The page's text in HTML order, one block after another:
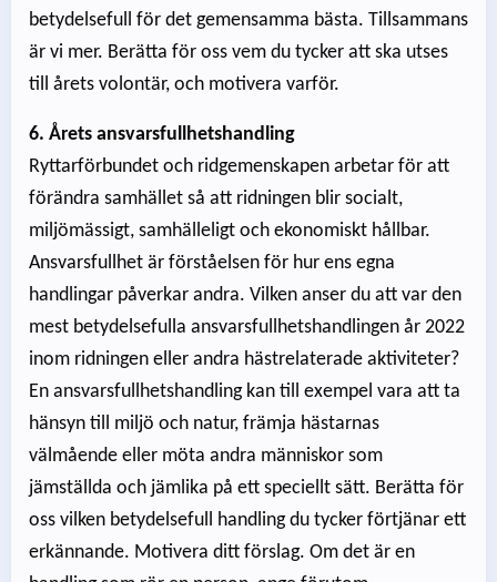
betydelsefull för det gemensamma bästa. Tillsammans
är vi mer. Berätta för oss vem du tycker att ska utses
till årets volontär, och motivera varför.
6. Årets ansvarsfullhetshandling
Ryttarförbundet och ridgemenskapen arbetar för att
förändra samhället så att ridningen blir socialt,
miljömässigt, samhälleligt och ekonomiskt hållbar.
Ansvarsfullhet är förståelsen för hur ens egna
handlingar påverkar andra. Vilken anser du att var den
mest betydelsefulla ansvarsfullhetshandlingen år 2022
inom ridningen eller andra hästrelaterade aktiviteter?
En ansvarsfullhetshandling kan till exempel vara att ta
hänsyn till miljö och natur, främja hästarnas
välmående eller möta andra människor som
jämställda och jämlika på ett speciellt sätt. Berätta för
oss vilken betydelsefull handling du tycker förtjänar ett
erkännande. Motivera ditt förslag. Om det är en